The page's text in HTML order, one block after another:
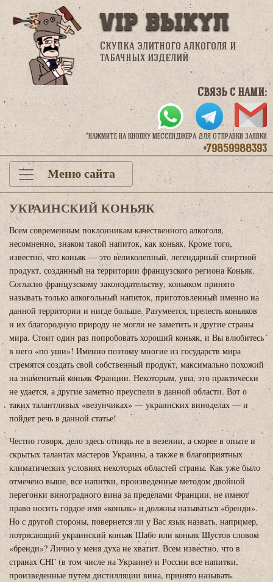
VIP Выкуп
Скупка элитного алкоголя и
табачных изделий
Связь с нами:
*нажмите на кнопку мессенджера для отправки заявки
+79859988393
Меню сайта
УКРАИНСКИЙ КОНЬЯК
Всем современным поклонникам качественного алкоголя,
несомненно, знаком такой напиток, как коньяк. Кроме того,
известно, что коньяк — это великолепный, легендарный спиртной
продукт, созданный на территории французского региона Коньяк.
Согласно французскому законодательству, коньяком принято
называть только алкогольный напиток, приготовленный именно на
данной территории и нигде больше. Разумеется, прелесть коньяков
и их благородную природу не могли не заметить и другие страны
мира. Стоит один раз попробовать хороший коньяк, и Вы влюбитесь
в него «по уши»! Именно поэтому многие из государств мира
стремятся создать свой собственный продукт, максимально похожий
на знаменитый коньяк Франции. Некоторым, увы, это практически
не удается, а другие заметно преуспели в данной области. Вот о
таких талантливых «везунчиках» — украинских виноделах — и
пойдет речь в данной статье!
Честно говоря, дело здесь отнюдь не в везении, а скорее в опыте и
скрытых талантах мастеров Украины, а также в благоприятных
климатических условиях некоторых областей страны. Как уже было
отмечено выше, все напитки, произведенные методом двойной
перегонки виноградного вина за пределами Франции, не имеют
право носить гордое имя «коньяк» и должны называться «бренди».
Но с другой стороны, повернется ли у Вас язык назвать, например,
потрясающий украинский коньяк Шабо или коньяк Шустов словом
«бренди»? Лично у меня духа не хватит. Всем известно, что в
странах СНГ (в том числе на Украине) и России все напитки,
произведенные путем дистилляции вина, принято называть